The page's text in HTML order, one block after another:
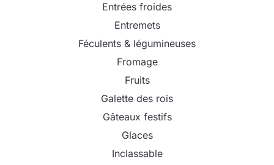
Entrées froides
Entremets
Féculents & légumineuses
Fromage
Fruits
Galette des rois
Gâteaux festifs
Glaces
Inclassable